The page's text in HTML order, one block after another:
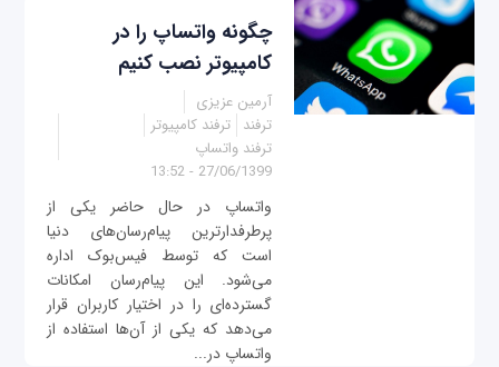
چگونه واتساپ را در
کامپیوتر نصب کنیم
آرمین عزیزی
ترفند ترفند کامپیوتر
ترفند واتساپ
27/06/1399 - 13:52
واتساپ در حال حاضر یکی از
پرطرفدارترین پیام‌رسان‌های دنیا
است که توسط فیس‌بوک اداره
می‌شود. این پیام‌رسان امکانات
گسترده‌ای را در اختیار کاربران قرار
می‌دهد که یکی از آن‌ها استفاده از
واتساپ در...